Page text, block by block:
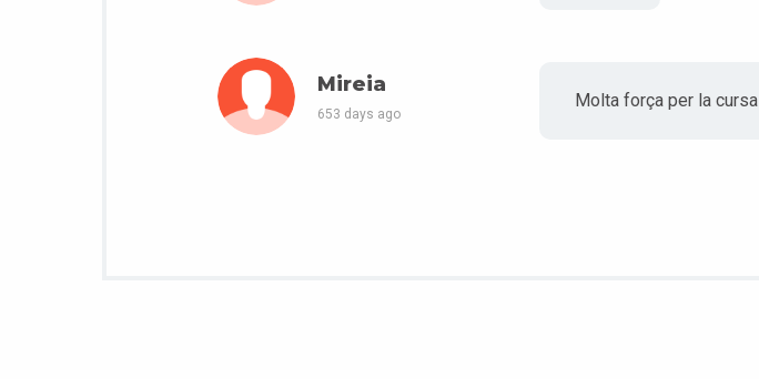
Mireia
653 days ago
Molta força per la cursa